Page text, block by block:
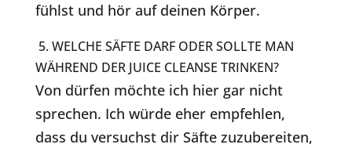
fühlst und hör auf deinen Körper.
5. WELCHE SÄFTE DARF ODER SOLLTE MAN
WÄHREND DER JUICE CLEANSE TRINKEN?
Von dürfen möchte ich hier gar nicht
sprechen. Ich würde eher empfehlen,
dass du versuchst dir Säfte zuzubereiten,